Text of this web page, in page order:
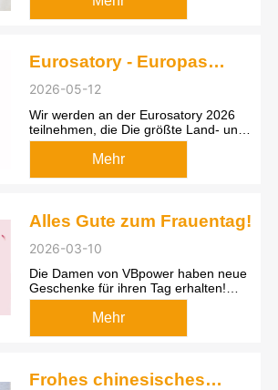
Spannung jeder Batt...
Eurosatory - Europas
Ausstellung für Land- und
Luftverteidigung
2026-05-12
Wir werden an der Eurosatory 2026
teilnehmen, die Die größte Land- und
Luftverteidigungsausstellung der Welt,
die alle zwei Jahre stattfindet Offizielle
Mehr
Alles Gute zum Frauentag!
2026-03-10
Die Damen von VBpower haben neue
Geschenke für ihren Tag erhalten!
Gesundheitstee und Thermosbecher -
Gesundheit steht immer an erster
Mehr
Frohes chinesisches